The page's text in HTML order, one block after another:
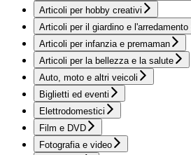
Articoli per hobby creativi
Articoli per il giardino e l'arredamento
Articoli per infanzia e premaman
Articoli per la bellezza e la salute
Auto, moto e altri veicoli
Biglietti ed eventi
Elettrodomestici
Film e DVD
Fotografia e video